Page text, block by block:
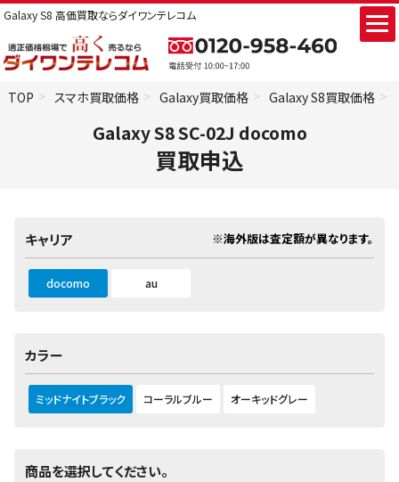
Galaxy S8 高価買取ならダイワンテレコム
TOP スマホ買取価格 Galaxy買取価格 Galaxy S8買取価格
Galaxy S8 SC-02J docomo
買取申込
キャリア ※海外版は査定額が異なります。
docomo au
カラー
ミッドナイトブラック コーラルブルー オーキッドグレー
商品を選択してください。